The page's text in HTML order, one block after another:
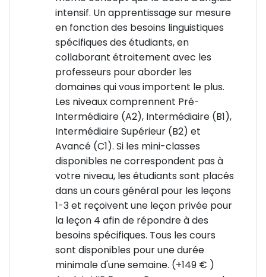
Activités intérieures :
🎭 Cluedo, Just Dance Battles, Karaoké, soirée «
Masques »
Soirées & fêtes :
Soirée de bienvenue & d’adieu
IP’s Got Talent 🎤
Soirée ciné, jeux, nuit surprise 🍿
Zone détente :
IP Ocean Lounge avec tennis de table, badminton &
Excursions hebdomadaires 🚌
Chaque semaine, tu partiras en excursion encadrée
pour découvrir le sud de l’Angleterre :
1 excursion d’une demi-journée (ex : Bournemouth,
Salisbury, Portsmouth, Southampton)
+ 1 demi-journée supplémentaire et 1 excursion d'une
journée entière pour chaque semaine
supplémentaire (ex : Londres, Bath, Brighton, Oxford)
intensif. Un apprentissage sur mesure
en fonction des besoins linguistiques
spécifiques des étudiants, en
collaborant étroitement avec les
professeurs pour aborder les
domaines qui vous importent le plus.
Les niveaux comprennent Pré-
Intermédiaire (A2), Intermédiaire (B1),
Intermédiaire Supérieur (B2) et
Avancé (C1). Si les mini-classes
disponibles ne correspondent pas à
votre niveau, les étudiants sont placés
dans un cours général pour les leçons
1-3 et reçoivent une leçon privée pour
la leçon 4 afin de répondre à des
besoins spécifiques. Tous les cours
sont disponibles pour une durée
minimale d'une semaine. (+149 € )